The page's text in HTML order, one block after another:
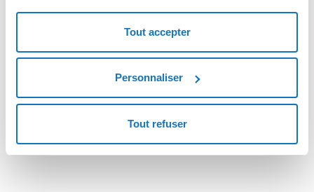
Tout accepter
Personnaliser
Tout refuser
Versione del Template
1.0